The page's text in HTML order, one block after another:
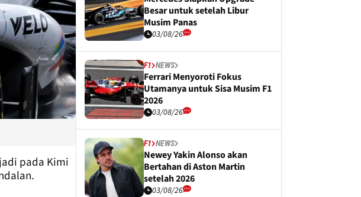
pada Kimi
Besar untuk setelah Libur
Musim Panas
03/08/26
F1 NEWS
Ferrari Menyoroti Fokus
Utamanya untuk Sisa Musim F1
2026
03/08/26
F1 NEWS
Newey Yakin Alonso akan
Bertahan di Aston Martin
setelah 2026
03/08/26